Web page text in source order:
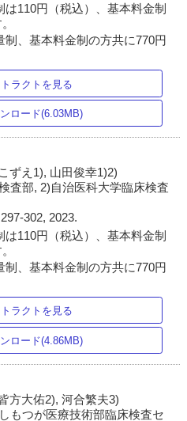
110円（税込）、基本料金制
、基本料金制の方共に770円
ラクトを見る
ロード(6.03MB)
ずえ1), 山田俊幸1)2)
査部, 2)自治医科大学臨床検査
297-302, 2023.
110円（税込）、基本料金制
、基本料金制の方共に770円
ラクトを見る
ロード(4.86MB)
方大佑2), 河合繁夫3)
もつが医療技術部臨床検査セ